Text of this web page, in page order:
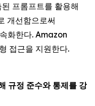
프롬프트를 활용해
개선함으로써
화한다. Amazon
접근을 지원한다.
규정 준수와 통제를 강